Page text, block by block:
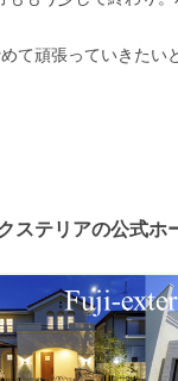
て頑張っていきたい
ステリアの公式ホ